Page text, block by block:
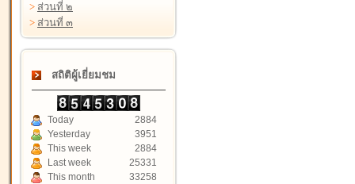
> ส่วนที่ ๒
> ส่วนที่ ๓
สถิติผู้เยี่ยมชม
Today
2884
Yesterday
3951
This week
2884
Last week
25331
This month
33258